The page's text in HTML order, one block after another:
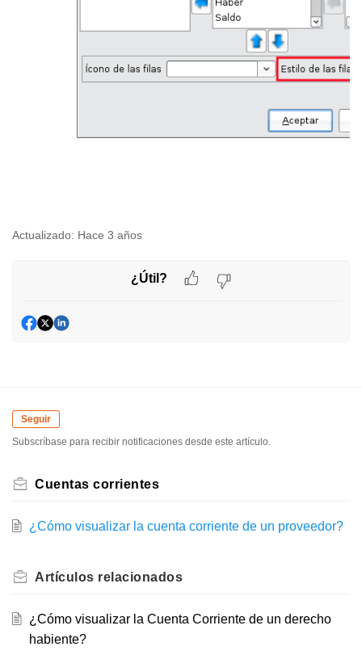
Actualizado: Hace 3 años
¿Útil?
Seguir
Subscríbase para recibir notificaciones desde este artículo.
Cuentas corrientes
¿Cómo visualizar la cuenta corriente de un proveedor?
Artículos relacionados
¿Cómo visualizar la Cuenta Corriente de un derecho
habiente?